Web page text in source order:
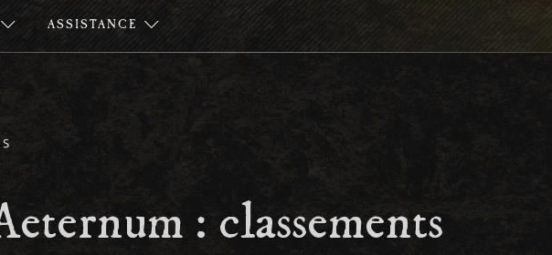
ASSISTANCE
: classements